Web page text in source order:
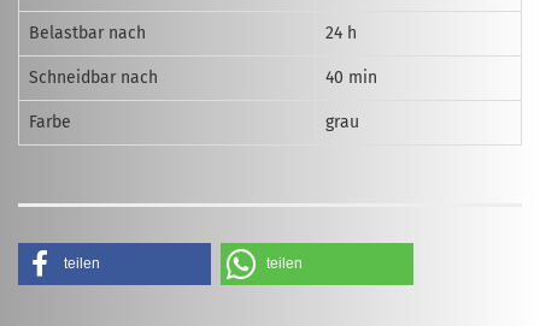
Belastbar nach 24 h
Schneidbar nach 40 min
Farbe grau
teilen teilen